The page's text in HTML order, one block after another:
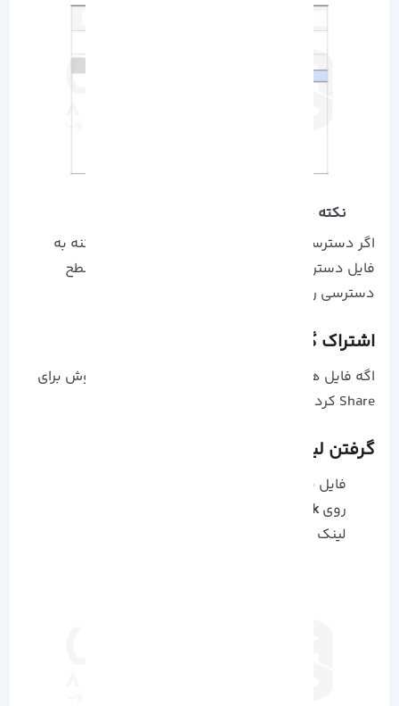
نکته حرفه‌ ای
اگر دسترسی اشتباه بدی، همه‌ کاربران شبکه ممکنه به
فایل دسترسی پیدا کنن. همیشه قبل از Share، سطح
دسترسی رو بررسی کن.
اشتراک‌ گذاری فایل‌ ها با OneDrive
اگه فایل‌ هات روی OneDrive ذخیره شدن، چند روش برای
Share کردن داری:
گرفتن لینک اشتراک‌ گذاری
فایل یا فولدر رو انتخاب کن
رویShare <- Copy link
لینک رو برای هر کسی خواستی بفرست